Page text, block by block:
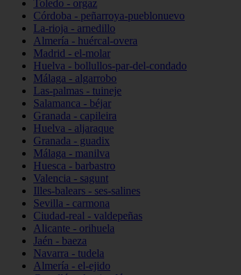
Toledo - orgaz
Córdoba - peñarroya-pueblonuevo
La-rioja - arnedillo
Almería - huércal-overa
Madrid - el-molar
Huelva - bollullos-par-del-condado
Málaga - algarrobo
Las-palmas - tuineje
Salamanca - béjar
Granada - capileira
Huelva - aljaraque
Granada - guadix
Málaga - manilva
Huesca - barbastro
Valencia - sagunt
Illes-balears - ses-salines
Sevilla - carmona
Ciudad-real - valdepeñas
Alicante - orihuela
Jaén - baeza
Navarra - tudela
Almería - el-ejido